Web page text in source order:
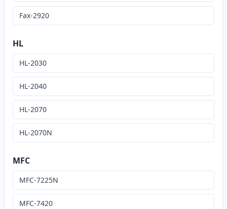
Fax-2920
HL
HL-2030
HL-2040
HL-2070
HL-2070N
MFC
MFC-7225N
MFC-7420